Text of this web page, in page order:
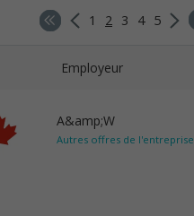
1 2 3 4 5
Employeur
A&amp;W
Autres offres de l'entreprise